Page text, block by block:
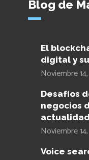
Blog de
El
digital y
Noviembre
Desafíos
negocios
actualidad
Noviembre
Voice